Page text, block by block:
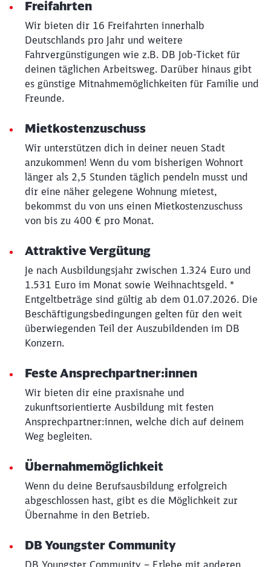
Freifahrten
Wir bieten dir 16 Freifahrten innerhalb
Deutschlands pro Jahr und weitere
Fahrvergünstigungen wie z.B. DB Job-Ticket für
deinen täglichen Arbeitsweg. Darüber hinaus gibt
es günstige Mitnahmemöglichkeiten für Familie und
Freunde.
Mietkostenzuschuss
Wir unterstützen dich in deiner neuen Stadt
anzukommen! Wenn du vom bisherigen Wohnort
länger als 2,5 Stunden täglich pendeln musst und
dir eine näher gelegene Wohnung mietest,
bekommst du von uns einen Mietkostenzuschuss
von bis zu 400 € pro Monat.
Attraktive Vergütung
Je nach Ausbildungsjahr zwischen 1.324 Euro und
1.531 Euro im Monat sowie Weihnachtsgeld. *
Entgeltbeträge sind gültig ab dem 01.07.2026. Die
Beschäftigungsbedingungen gelten für den weit
überwiegenden Teil der Auszubildenden im DB
Konzern.
Feste Ansprechpartner:innen
Wir bieten dir eine praxisnahe und
zukunftsorientierte Ausbildung mit festen
Ansprechpartner:innen, welche dich auf deinem
Weg begleiten.
Übernahmemöglichkeit
Wenn du deine Berufsausbildung erfolgreich
abgeschlossen hast, gibt es die Möglichkeit zur
Übernahme in den Betrieb.
DB Youngster Community
DB Youngster Community – Erlebe mit anderen
Abbrechen Weiter